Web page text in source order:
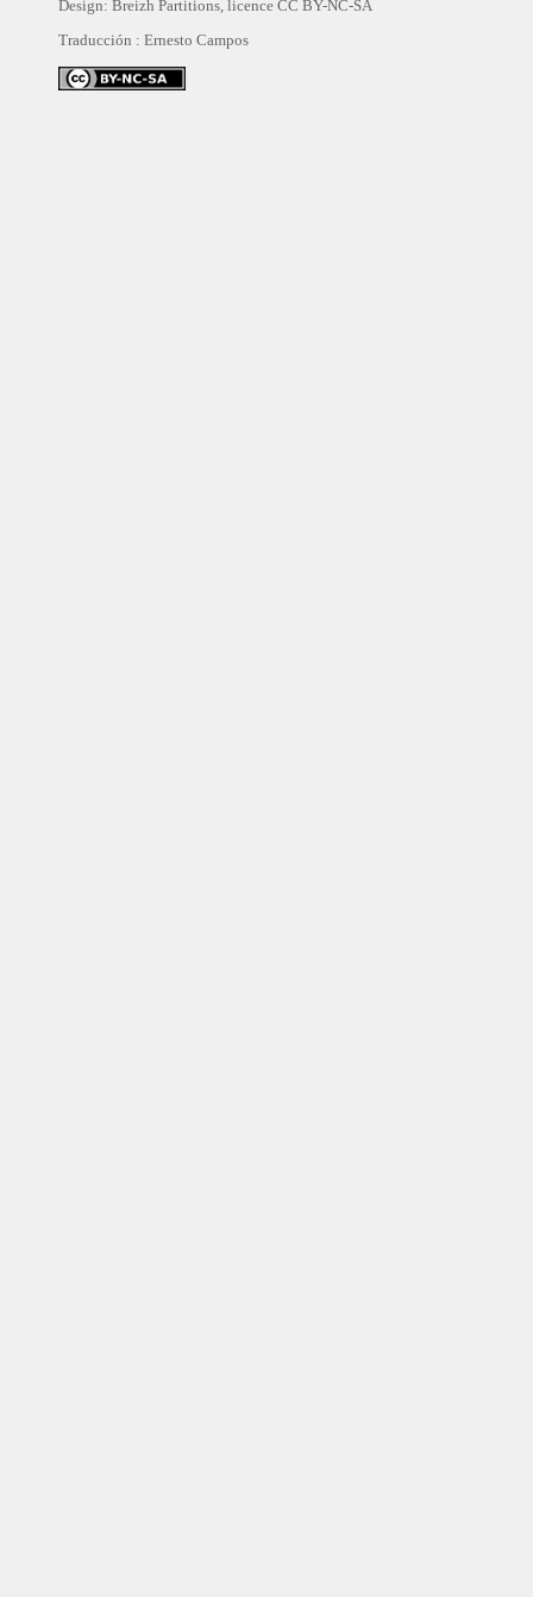
Design: Breizh Partitions, licence CC BY-NC-SA
Traducción : Ernesto Campos